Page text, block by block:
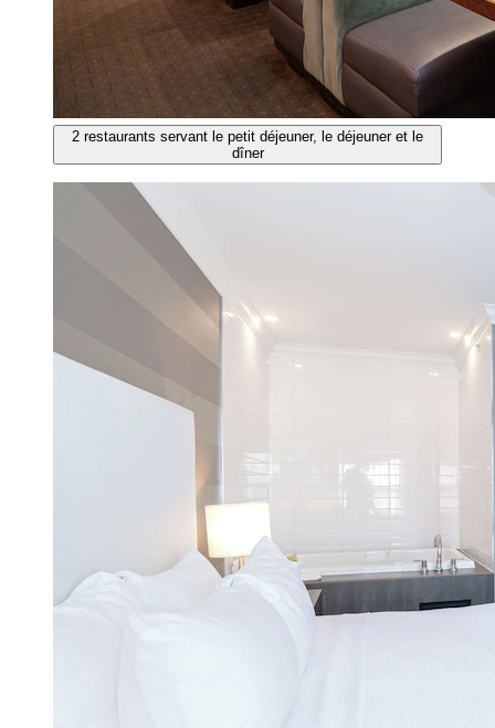
2 restaurants servant le petit déjeuner, le déjeuner et le
dîner